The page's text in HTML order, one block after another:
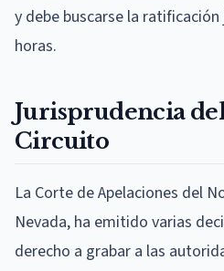
y debe buscarse la
horas.
Jurisprudencia
Circuito
La Corte de Apelaciones del
Nevada, ha emitido varias
derecho a grabar a las